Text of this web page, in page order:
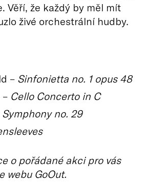
Věří, že každý by měl mít
živé orchestrální hudby.
– Sinfonietta no. 1 opus 48
– Cello Concerto in C
Symphony no. 29
o pořádané akci pro vás
webu GoOut.